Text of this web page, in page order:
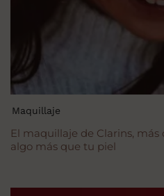
El maquillaje de Clarins,
algo más que tu piel
Maquillaje